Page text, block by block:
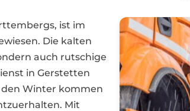
ist im
Die kalten
auch rutschige
in Gerstetten
Winter kommen
Mit